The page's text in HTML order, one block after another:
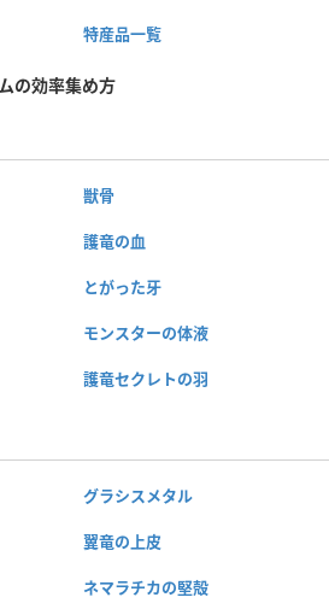
特産品一覧
の効率集め方
獣骨
護竜の血
とがった牙
モンスターの体液
護竜セクレトの羽
グラシスメタル
翼竜の上皮
ネマラチカの堅殻